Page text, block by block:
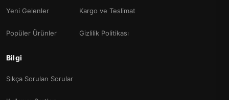
Yeni Gelenler
Popüler Ürünler
Kargo ve Teslimat
Gizlilik Politikası
Bilgi
Sıkça Sorulan Sorular